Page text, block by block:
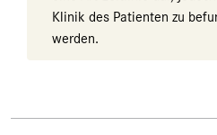
Klinik des Patienten zu
werden.